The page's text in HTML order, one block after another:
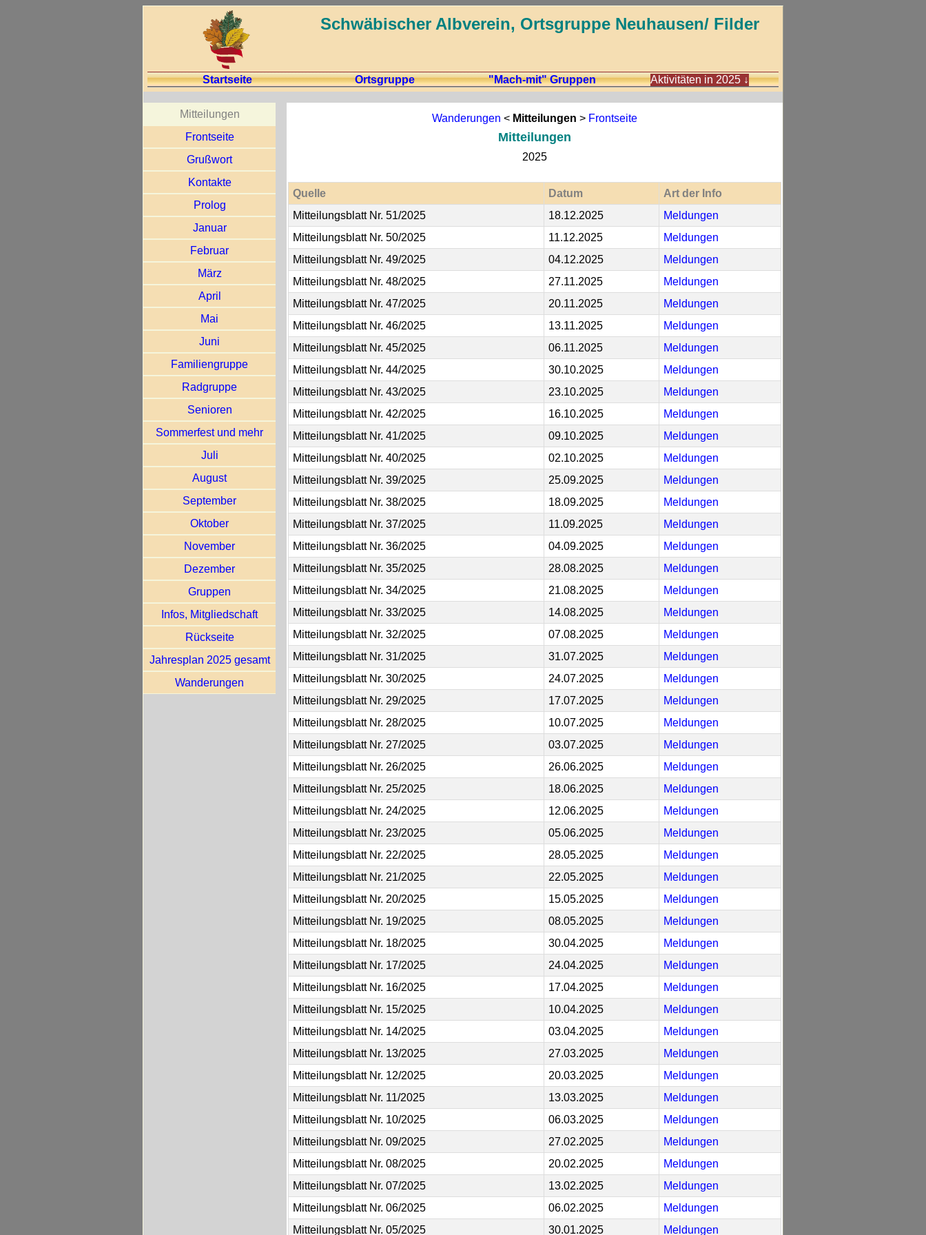
Schwäbischer Albverein, Ortsgruppe Neuhausen/ Filder
Startseite Ortsgruppe "Mach-mit" Gruppen Aktivitäten in 2025 ↓
Mitteilungen
Frontseite
Grußwort
Kontakte
Prolog
Januar
Februar
März
April
Mai
Juni
Familiengruppe
Radgruppe
Senioren
Sommerfest und mehr
Juli
August
September
Oktober
November
Dezember
Gruppen
Infos, Mitgliedschaft
Rückseite
Jahresplan 2025 gesamt
Wanderungen
Wanderungen < Mitteilungen > Frontseite
Mitteilungen
2025
Quelle Datum
Art der Info
Mitteilungsblatt Nr. 51/2025
18.12.2025
Meldungen
Mitteilungsblatt Nr. 50/2025
11.12.2025
Meldungen
Mitteilungsblatt Nr. 49/2025
04.12.2025
Meldungen
Mitteilungsblatt Nr. 48/2025
27.11.2025
Meldungen
Mitteilungsblatt Nr. 47/2025
20.11.2025
Meldungen
Mitteilungsblatt Nr. 46/2025
13.11.2025
Meldungen
Mitteilungsblatt Nr. 45/2025
06.11.2025
Meldungen
Mitteilungsblatt Nr. 44/2025
30.10.2025
Meldungen
Mitteilungsblatt Nr. 43/2025
23.10.2025
Meldungen
Mitteilungsblatt Nr. 42/2025
16.10.2025
Meldungen
Mitteilungsblatt Nr. 41/2025
09.10.2025
Meldungen
Mitteilungsblatt Nr. 40/2025
02.10.2025
Meldungen
Mitteilungsblatt Nr. 39/2025
25.09.2025
Meldungen
Mitteilungsblatt Nr. 38/2025
18.09.2025
Meldungen
Mitteilungsblatt Nr. 37/2025
11.09.2025
Meldungen
Mitteilungsblatt Nr. 36/2025
04.09.2025
Meldungen
Mitteilungsblatt Nr. 35/2025
28.08.2025
Meldungen
Mitteilungsblatt Nr. 34/2025
21.08.2025
Meldungen
Mitteilungsblatt Nr. 33/2025
14.08.2025
Meldungen
Mitteilungsblatt Nr. 32/2025
07.08.2025
Meldungen
Mitteilungsblatt Nr. 31/2025
31.07.2025
Meldungen
Mitteilungsblatt Nr. 30/2025
24.07.2025
Meldungen
Mitteilungsblatt Nr. 29/2025
17.07.2025
Meldungen
Mitteilungsblatt Nr. 28/2025
10.07.2025
Meldungen
Mitteilungsblatt Nr. 27/2025
03.07.2025
Meldungen
Mitteilungsblatt Nr. 26/2025
26.06.2025
Meldungen
Mitteilungsblatt Nr. 25/2025
18.06.2025
Meldungen
Mitteilungsblatt Nr. 24/2025
12.06.2025
Meldungen
Mitteilungsblatt Nr. 23/2025
05.06.2025
Meldungen
Mitteilungsblatt Nr. 22/2025
28.05.2025
Meldungen
Mitteilungsblatt Nr. 21/2025
22.05.2025
Meldungen
Mitteilungsblatt Nr. 20/2025
15.05.2025
Meldungen
Mitteilungsblatt Nr. 19/2025
08.05.2025
Meldungen
Mitteilungsblatt Nr. 18/2025
30.04.2025
Meldungen
Mitteilungsblatt Nr. 17/2025
24.04.2025
Meldungen
Mitteilungsblatt Nr. 16/2025
17.04.2025
Meldungen
Mitteilungsblatt Nr. 15/2025
10.04.2025
Meldungen
Mitteilungsblatt Nr. 14/2025
03.04.2025
Meldungen
Mitteilungsblatt Nr. 13/2025
27.03.2025
Meldungen
Mitteilungsblatt Nr. 12/2025
20.03.2025
Meldungen
Mitteilungsblatt Nr. 11/2025
13.03.2025
Meldungen
Mitteilungsblatt Nr. 10/2025
06.03.2025
Meldungen
Mitteilungsblatt Nr. 09/2025
27.02.2025
Meldungen
Mitteilungsblatt Nr. 08/2025
20.02.2025
Meldungen
Mitteilungsblatt Nr. 07/2025
13.02.2025
Meldungen
Mitteilungsblatt Nr. 06/2025
06.02.2025
Meldungen
Mitteilungsblatt Nr. 05/2025
30.01.2025 Meldungen